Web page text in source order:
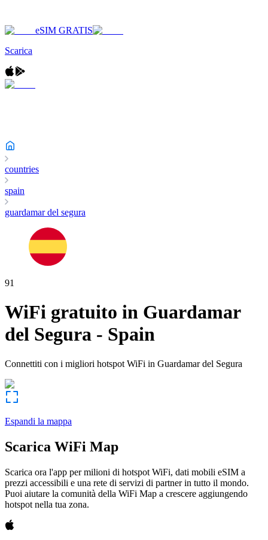
eSIM GRATIS
Scarica
countries
spain
guardamar del segura
91
WiFi gratuito in Guardamar
del Segura - Spain
Connettiti con i migliori hotspot WiFi in Guardamar del Segura
Espandi la mappa
Scarica WiFi Map
Scarica ora l'app per milioni di hotspot WiFi, dati mobili eSIM a
prezzi accessibili e una rete di servizi di partner in tutto il mondo.
Puoi aiutare la comunità della WiFi Map a crescere aggiungendo
hotspot nella tua zona.